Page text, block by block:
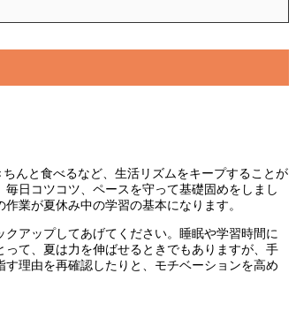
んと食べるなど、生活リズムをキープすることが
日コツコツ、ペースを守って基礎固めをしまし
業が夏休み中の学習の基本になります。
アップしてあげてください。睡眠や学習時間に
て、夏は力を伸ばせるときでもありますが、手
理由を再確認したりと、モチベーションを高め